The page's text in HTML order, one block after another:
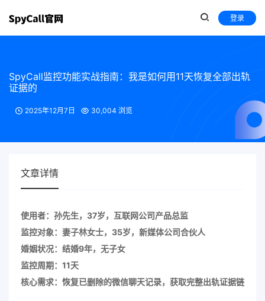
登录
SpyCall监控功能实战指南：我是如何用11天恢复全部出轨
证据的
2025年12月7日 30,004 浏览
文章详情
使用者：孙先生，37岁，互联网公司产品总监
监控对象：妻子林女士，35岁，新媒体公司合伙人
婚姻状况：结婚9年，无子女
监控周期：11天
核心需求：恢复已删除的微信聊天记录，获取完整出轨证据链